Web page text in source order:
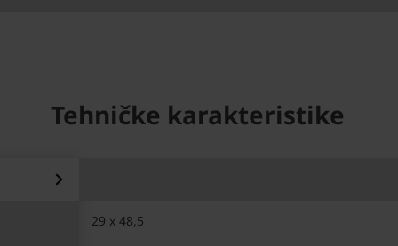
Tehničke karakteristike
29 x 48,5